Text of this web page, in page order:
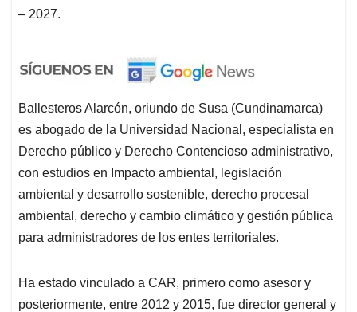
– 2027.
Ballesteros Alarcón, oriundo de Susa (Cundinamarca)
es abogado de la Universidad Nacional, especialista en
Derecho público y Derecho Contencioso administrativo,
con estudios en Impacto ambiental, legislación
ambiental y desarrollo sostenible, derecho procesal
ambiental, derecho y cambio climático y gestión pública
para administradores de los entes territoriales.
Ha estado vinculado a CAR, primero como asesor y
posteriormente, entre 2012 y 2015, fue director general y